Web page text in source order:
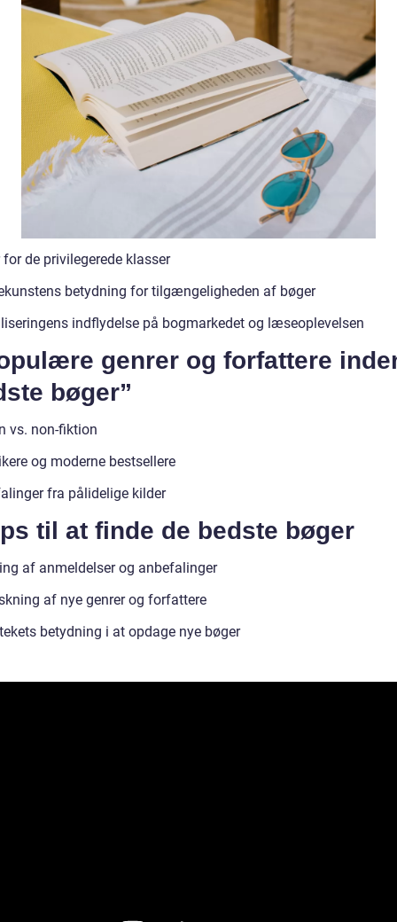
de privilegerede klasser
betydning for tilgængeligheden af bøger
indflydelse på bogmarkedet og læseoplevelsen
genrer og forfattere
bøger”
vs. non-fiktion
og moderne bestsellere
fra pålidelige kilder
til at finde de bedste bøger
af anmeldelser og anbefalinger
af nye genrer og forfattere
betydning i at opdage nye bøger